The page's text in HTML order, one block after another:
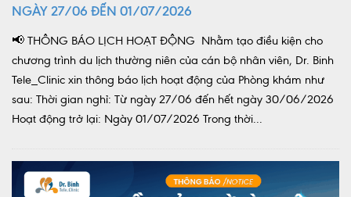
NGÀY 27/06 ĐẾN 01/07/2026
📢 THÔNG BÁO LỊCH HOẠT ĐỘNG Nhằm tạo điều kiện cho
chương trình du lịch thường niên của cán bộ nhân viên, Dr. Binh
Tele_Clinic xin thông báo lịch hoạt động của Phòng khám như
sau: Thời gian nghỉ: Từ ngày 27/06 đến hết ngày 30/06/2026
Hoạt động trở lại: Ngày 01/07/2026 Trong thời...